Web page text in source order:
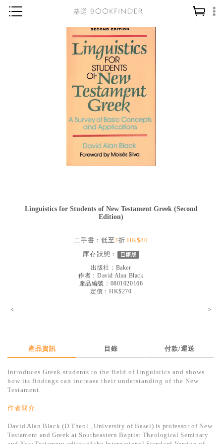
神學／教義
讀經／研經
信仰入門
靈修／禱告
哲學／宗教比較
暢銷榜
中文二手書
英文二手書
精選英文書
電子書
Linguistics for Students of New Testament Greek (Second
Edition)
二手書：低至3折HK$80
庫存狀態：
已斷版
出版社： Baker
作者：David Alan Black
產品編號：0801020166
定價：HK$270
< >
產品資訊 目錄 付款/運送
Introduces Greek students to the field of linguistics and shows
how its findings can increase their understanding of the New
Testament.
作者簡介
David Alan Black (D.Theol., University of Basel) is professor of New
Testament and Greek at Southeastern Baptist Theological Seminary